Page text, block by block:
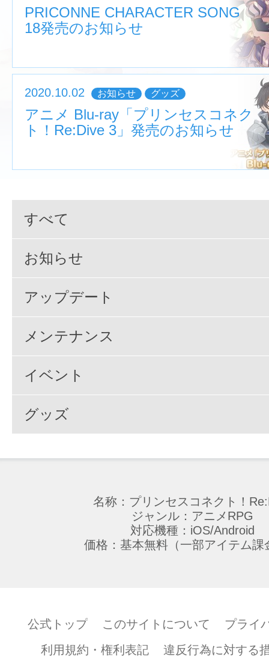
PRICONNE CHARACTER SONG
18発売のお知らせ
2020.10.02 お知らせ グッズ
アニメ Blu-ray「プリンセスコネク
ト！Re:Dive 3」発売のお知らせ
すべて
お知らせ
アップデート
メンテナンス
イベント
グッズ
名称：プリンセスコネクト！
ジャンル：アニメRPG
対応機種：iOS/Android
価格：基本無料（一部アイテム課
公式トップ このサイトについて
プライ
利用規約・権利表記
違反行為に対する